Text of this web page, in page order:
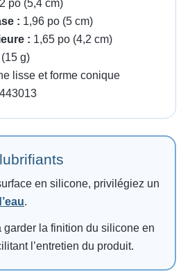
po (5,4 cm)
: 1,96 po (5 cm)
: 1,65 po (4,2 cm)
g)
lisse et forme conique
en silicone, privilégiez un
.
garder la finition du silicone en
l’entretien du produit.